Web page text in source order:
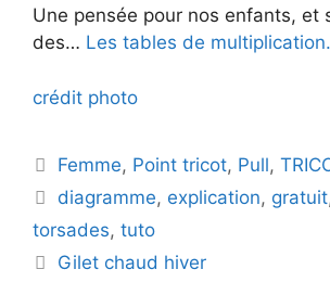
Une pensée pour nos enfants, et
des… Les tables de multiplication.
crédit photo
Catégories
Femme, Point tricot, Pull,
Étiquettes
diagramme, explication, gratuit
torsades, tuto
Gilet chaud hiver